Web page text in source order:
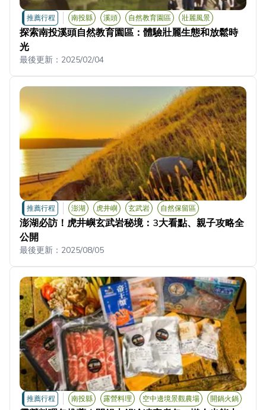
推薦行程 南投縣 溪頭 自然教育園區 壯麗風景
探索南投溪頭自然教育園區：體驗壯麗生態和放鬆時
光
最後更新： 2025/02/04
推薦行程 澎湖 虎井嶼 玄武岩 自然保留區
澎湖必訪！虎井嶼玄武岩秘境：3大看點、親子攻略全
公開
最後更新： 2025/08/05
推薦行程 南投縣 露營料理 空中邊境景觀農場 開鍋火鍋